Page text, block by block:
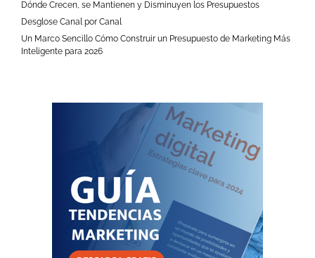
Dónde Crecen, se Mantienen y Disminuyen los Presupuestos
Desglose Canal por Canal
Un Marco Sencillo Cómo Construir un Presupuesto de Marketing Más
Inteligente para 2026